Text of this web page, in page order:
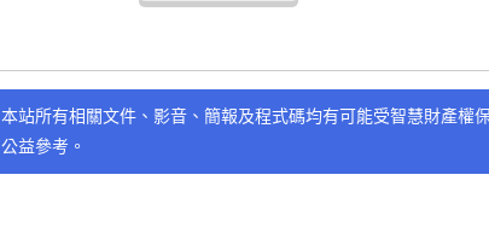
本站所有相關文件、影音、簡報及程式碼均有可能受智慧財產權
公益參考。